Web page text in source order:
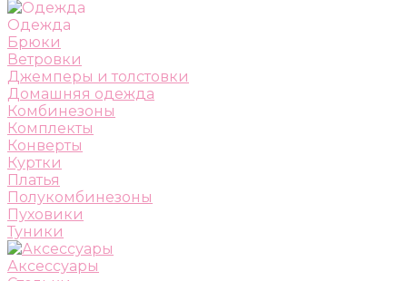
Одежда
Брюки
Ветровки
Джемперы и толстовки
Домашняя одежда
Комбинезоны
Комплекты
Конверты
Куртки
Платья
Полукомбинезоны
Пуховики
Туники
Аксессуары